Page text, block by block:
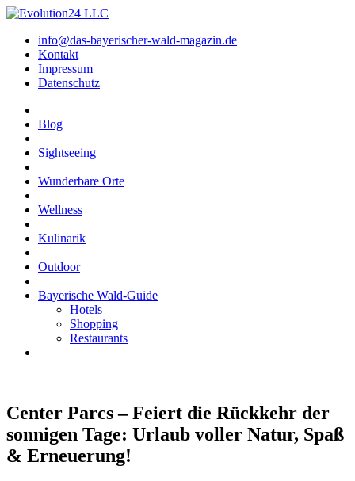
info@das-bayerischer-wald-magazin.de
Kontakt
Impressum
Datenschutz
Blog
Sightseeing
Wunderbare Orte
Wellness
Kulinarik
Outdoor
Bayerische Wald-Guide
Hotels
Shopping
Restaurants
Center Parcs – Feiert die Rückkehr der
sonnigen Tage: Urlaub voller Natur, Spaß
& Erneuerung!